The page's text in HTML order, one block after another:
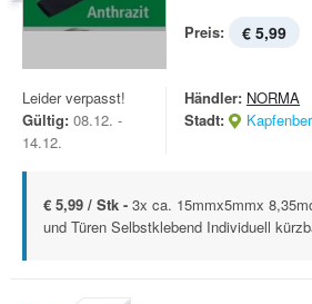
Preis: € 5,99
Leider verpasst!
Gültig: 08.12. -
14.12.
Händler: NORMA
Stadt:
€ 5,99 / Stk - 3x ca. 15mmx5mmx
und Türen Selbstklebend Individuell